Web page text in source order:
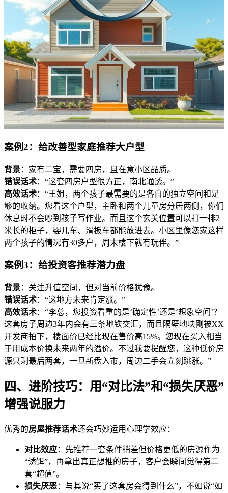
案例2：给改善型家庭推荐大户型
背景：家有二宝，需要四房，且在意小区品质。
错误话术：“这套四房户型很方正，南北通透。”
高效话术：“王姐，两个孩子最需要的是各自的独立空间和足
够的收纳。您看这个户型，主卧和两个儿童房分居两侧，你们
休息时不会吵到孩子写作业。而且这个玄关位置可以打一排2
米长的柜子，婴儿车、滑板车都能放进去。小区里像您家这样
两个孩子的情况有30多户，周末楼下就有玩伴。”
案例3：给投资客推荐潜力盘
背景：关注升值空间，但对当前价格犹豫。
错误话术：“这地方未来肯定涨。”
高效话术：“李总，您投资看重的是‘确定性’还是‘想象空间’？
这套房子周边3年内会有三条地铁交汇，而且隔壁地块刚被XX
开发商拍下，楼面价已经比现在售价高15%。您现在买入相当
于用成本价换未来两年的溢价。不过我要提醒您，这种低价房
源只剩最后两套，一旦新盘入市，周边二手会立刻跳涨。”
四、进阶技巧：用“对比法”和“损失厌恶”
增强说服力
优秀的房屋推荐话术还会巧妙运用心理学效应：
对比效应：先推荐一套条件稍差但价格更低的房源作为
“诱饵”，再拿出真正想推的房子，客户会瞬间觉得第二
套“超值”。
损失厌恶：与其说“买了这套房会得到什么”，不如说“如